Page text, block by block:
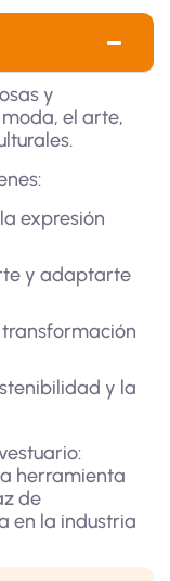
y
el arte,
expresión
y adaptarte
y la
herramienta
de
en la industria